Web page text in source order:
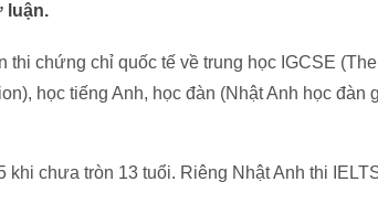
luận.
chứng chỉ quốc tế về trung học IGCSE (The
học tiếng Anh, học đàn (Nhật Anh học đàn
khi chưa tròn 13 tuổi. Riêng Nhật Anh thi